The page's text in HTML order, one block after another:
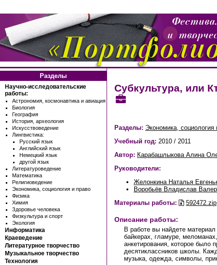
Разделы
Научно-исследовательские
работы:
Астрономия, космонавтика и авиация
Биология
География
История, археология
Искусствоведение
Лингвистика:
Русский язык
Английский язык
Немецкий язык
другой язык
Литературоведение
Математика
Религиоведение
Экономика, социология и право
Физика
Химия
Здоровье человека
Физкультура и спорт
Экология
Информатика
Краеведение
Литературное творчество
Музыкальное творчество
Технология
Субкультура, или
Разделы: Экономика, социология
Учебный год: 2010 / 2011
Автор: Карабашлыкова Алина
Руководители:
Желонкина Наталья
Воробьёв Владислав
Материалы работы:
592472.zip
Описание работы:
В работе вы найдете
байкерах, гламуре,
анкетирования, которое было
десятиклассников школы.
музыка, одежда, символы,